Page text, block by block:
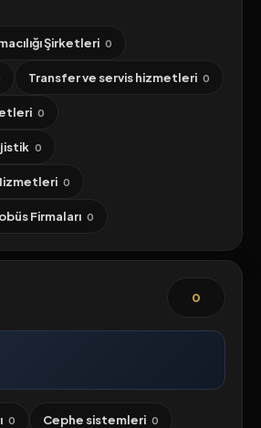
Şirketleri 0
Transfer ve servis hizmetleri 0
0
0
0
Firmaları 0
0
0 Cephe sistemleri 0